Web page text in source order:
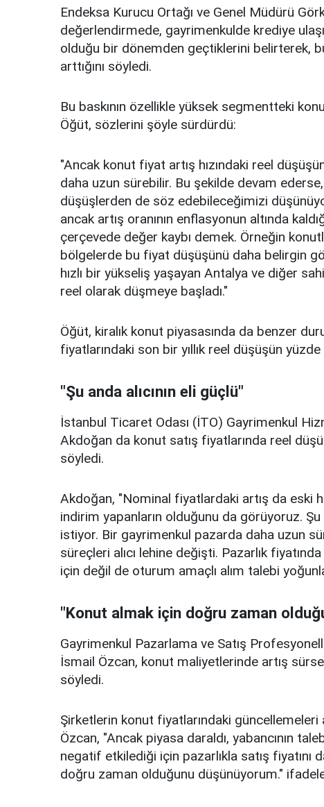
Endeksa Kurucu Ortağı ve Genel Müdürü
değerlendirmede, gayrimenkulde krediye
olduğu bir dönemden geçtiklerini belirterek,
arttığını söyledi.
Bu baskının özellikle yüksek segmentteki
Öğüt, sözlerini şöyle sürdürdü:
"Ancak konut fiyat artış hızındaki reel
daha uzun sürebilir. Bu şekilde devam
düşüşlerden de söz edebileceğimizi
ancak artış oranının enflasyonun altında
çerçevede değer kaybı demek. Örneğin
bölgelerde bu fiyat düşüşünü daha belirgin
hızlı bir yükseliş yaşayan Antalya ve diğer
reel olarak düşmeye başladı."
Öğüt, kiralık konut piyasasında da benzer
fiyatlarındaki son bir yıllık reel düşüşün
"Şu anda alıcının eli güçlü"
İstanbul Ticaret Odası (İTO) Gayrimenkul
Akdoğan da konut satış fiyatlarında reel
söyledi.
Akdoğan, "Nominal fiyatlardaki artış da eski
indirim yapanların olduğunu da görüyoruz.
istiyor. Bir gayrimenkul pazarda daha uzun
süreçleri alıcı lehine değişti. Pazarlık
için değil de oturum amaçlı alım talebi
"Konut almak için doğru zaman
Gayrimenkul Pazarlama ve Satış
İsmail Özcan, konut maliyetlerinde artış sürse
söyledi.
Şirketlerin konut fiyatlarındaki güncellemeleri
Özcan, "Ancak piyasa daraldı, yabancının
negatif etkilediği için pazarlıkla satış
doğru zaman olduğunu düşünüyorum."